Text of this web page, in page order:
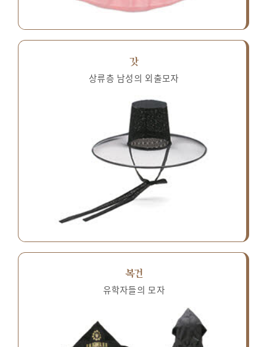
갓
상류층 남성의 외출모자
복건
유학자들의 모자